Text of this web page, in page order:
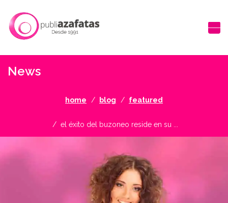
News
home blog featured
el éxito del buzoneo reside en su ...